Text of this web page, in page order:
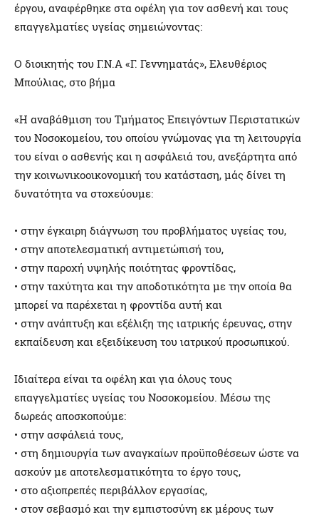
έργου, αναφέρθηκε στα οφέλη για τον ασθενή και τους
επαγγελματίες υγείας σημειώνοντας:
Ο διοικητής του Γ.Ν.Α «Γ. Γεννηματάς», Ελευθέριος
Μπούλιας, στο βήμα
«Η αναβάθμιση του Τμήματος Επειγόντων Περιστατικών
του Νοσοκομείου, του οποίου γνώμονας για τη λειτουργία
του είναι ο ασθενής και η ασφάλειά του, ανεξάρτητα από
την κοινωνικοοικονομική του κατάσταση, μάς δίνει τη
δυνατότητα να στοχεύουμε:
• στην έγκαιρη διάγνωση του προβλήματος υγείας του,
• στην αποτελεσματική αντιμετώπισή του,
• στην παροχή υψηλής ποιότητας φροντίδας,
• στην ταχύτητα και την αποδοτικότητα με την οποία θα
μπορεί να παρέχεται η φροντίδα αυτή και
• στην ανάπτυξη και εξέλιξη της ιατρικής έρευνας, στην
εκπαίδευση και εξειδίκευση του ιατρικού προσωπικού.
Ιδιαίτερα είναι τα οφέλη και για όλους τους
επαγγελματίες υγείας του Νοσοκομείου. Μέσω της
δωρεάς αποσκοπούμε:
• στην ασφάλειά τους,
• στη δημιουργία των αναγκαίων προϋποθέσεων ώστε να
ασκούν με αποτελεσματικότητα το έργο τους,
• στο αξιοπρεπές περιβάλλον εργασίας,
• στον σεβασμό και την εμπιστοσύνη εκ μέρους των